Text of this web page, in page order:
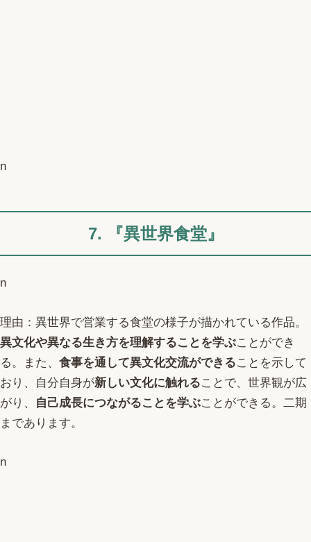
n
7. 『異世界食堂』
n
理由：異世界で営業する食堂の様子が描かれている作品。
異文化や異なる生き方を理解することを学ぶことができ
る。また、 食事を通して異文化交流ができることを示して
おり、自分自身が新しい文化に触れることで、世界観が広
がり、
自己成長につながることを学ぶことができる。二期
まであります。
n